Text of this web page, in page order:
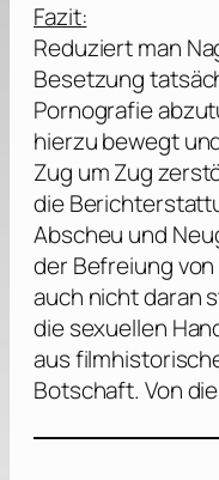
Fazit:
Reduziert man
Besetzung
Pornografie
hierzu bewegt
Zug um Zug
die
Abscheu und
der Befreiung
auch nicht daran
die sexuellen
aus
Botschaft. Von